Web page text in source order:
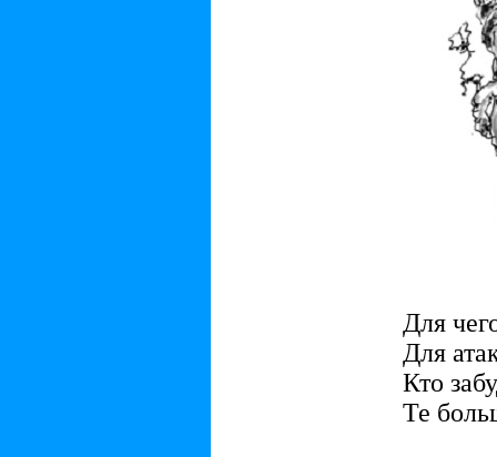
Для
Для
Кто
Те